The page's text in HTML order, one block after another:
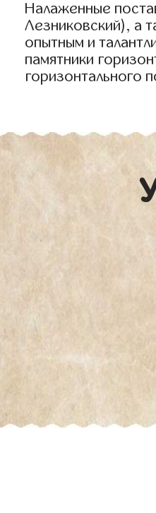
Налаженные
Лезниковский), а
опытным и
памятники
горизонтального